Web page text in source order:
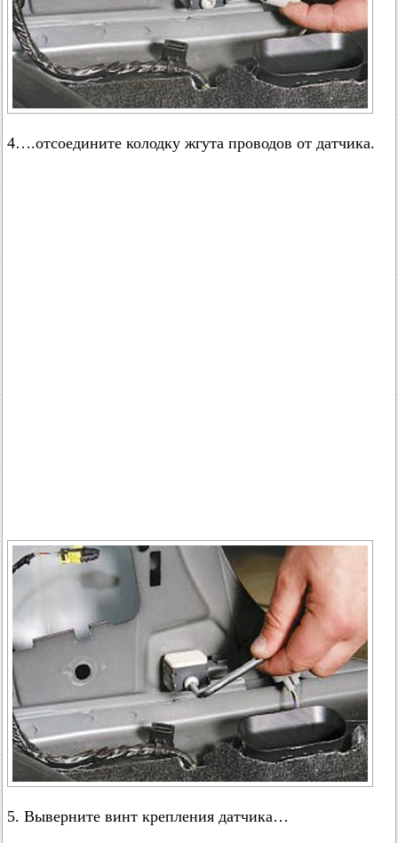
4….отсоедините колодку жгута проводов от датчика.
5. Выверните винт крепления датчика…